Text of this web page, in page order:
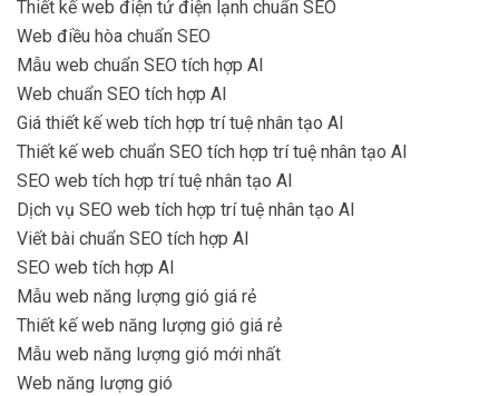
Thiết kế web điện tử điện lạnh chuẩn SEO
Web điều hòa chuẩn SEO
Mẫu web chuẩn SEO tích hợp AI
Web chuẩn SEO tích hợp AI
Giá thiết kế web tích hợp trí tuệ nhân tạo AI
Thiết kế web chuẩn SEO tích hợp trí tuệ nhân tạo AI
SEO web tích hợp trí tuệ nhân tạo AI
Dịch vụ SEO web tích hợp trí tuệ nhân tạo AI
Viết bài chuẩn SEO tích hợp AI
SEO web tích hợp AI
Mẫu web năng lượng gió giá rẻ
Thiết kế web năng lượng gió giá rẻ
Mẫu web năng lượng gió mới nhất
Web năng lượng gió